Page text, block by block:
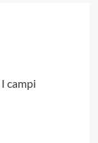
I campi